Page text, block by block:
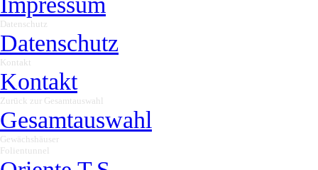
Datenschutz
Datenschutz
Kontakt
Kontakt
Zurück zur Gesamtauswahl
Gesamtauswahl
Gewächshäuser
Folientunnel